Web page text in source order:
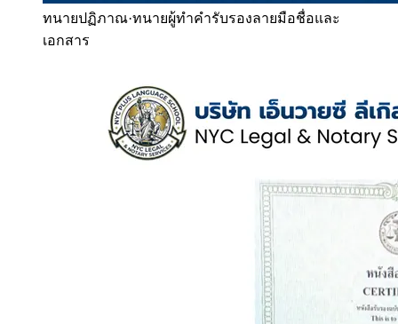
ทนายปฏิภาณ·ทนายผู้ทำคำรับรองลายมือชื่อและ
เอกสาร